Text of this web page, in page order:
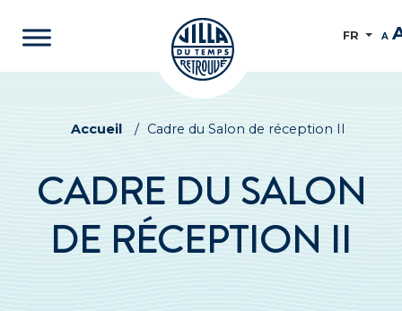
FR A
Accueil / Cadre du Salon de réception II
CADRE DU SALON
DE RÉCEPTION II